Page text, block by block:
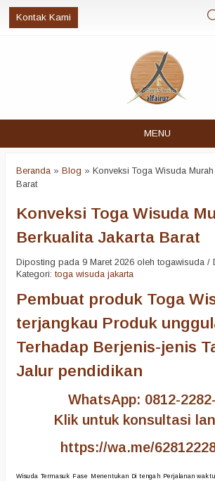
Kontak Kami
MENU
Beranda » Blog » Konveksi Toga Wisuda
Barat
Konveksi Toga Wisuda
Berkualita Jakarta Barat
Diposting pada 9 Maret 2026 oleh togawisuda /
Kategori: toga wisuda jakarta
Pembuat produk Toga
terjangkau Produk
Terhadap Berjenis-jenis
Jalur pendidikan
WhatsApp: 0812-
Klik untuk konsultasi
https://wa.me/
Wisuda Termasuk Fase Menentukan Di tengah Perjalanan